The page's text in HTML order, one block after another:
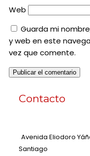
Web
Guarda mi
y web en este
vez que comente.
Contacto
Avenida Eliodoro
Santiago